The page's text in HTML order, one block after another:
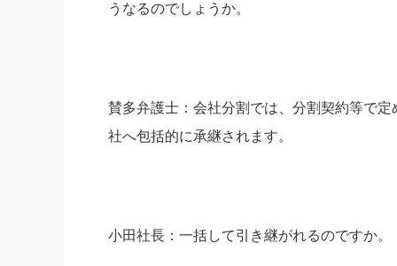
うなるのでしょうか。
賛多弁護士：会社分割では、分割契約等で
社へ包括的に承継されます。
小田社長：一括して引き継がれるのですか。